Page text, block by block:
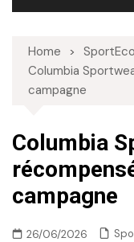
Home
SportEco
Columbia
campagne
Columbia
campagne
26/06/2026